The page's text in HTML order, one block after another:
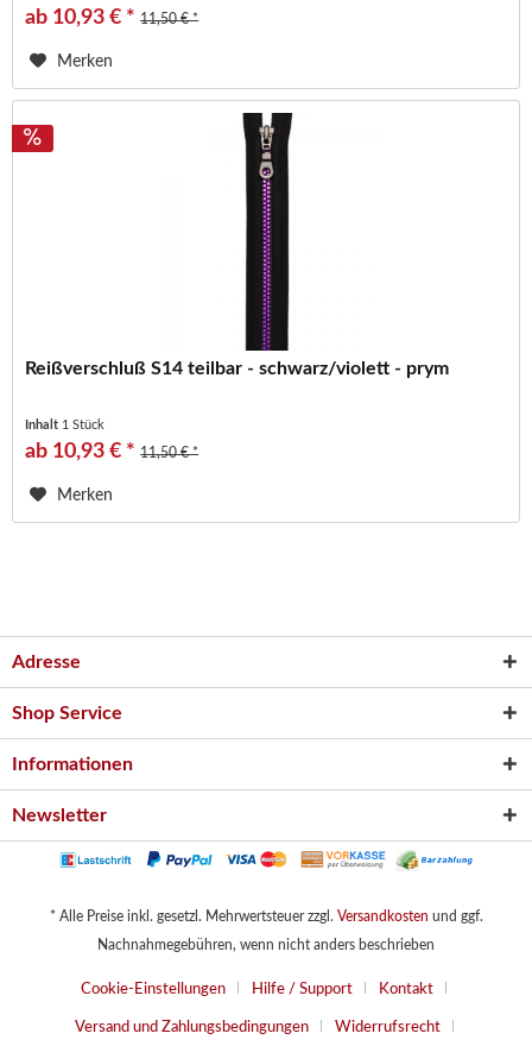
ab 10,93 € * 11,50 € *
Merken
Reißverschluß S14 teilbar - schwarz/violett - prym
Inhalt 1 Stück
ab 10,93 € * 11,50 € *
Merken
Adresse
Shop Service
Informationen
Newsletter
* Alle Preise inkl. gesetzl. Mehrwertsteuer zzgl. Versandkosten und ggf.
Nachnahmegebühren, wenn nicht anders beschrieben
Cookie-Einstellungen Hilfe / Support Kontakt
Versand und Zahlungsbedingungen Widerrufsrecht